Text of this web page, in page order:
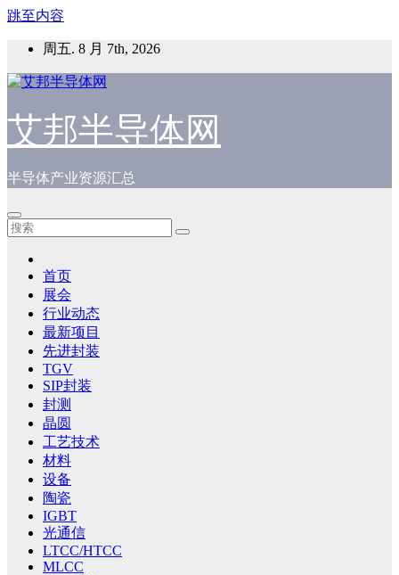
跳至内容
周五. 8 月 7th, 2026
艾邦半导体网
半导体产业资源汇总
首页
展会
行业动态
最新项目
先进封装
TGV
SIP封装
封测
晶圆
工艺技术
材料
设备
陶瓷
IGBT
光通信
LTCC/HTCC
MLCC